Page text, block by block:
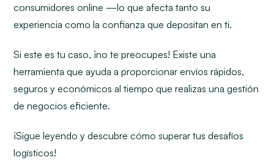
consumidores online —lo que afecta tanto su
experiencia como la confianza que depositan en ti.
Si este es tu caso, ¡no te preocupes! Existe una
herramienta que ayuda a proporcionar envíos rápidos,
seguros y económicos al tiempo que realizas una gestión
de negocios eficiente.
¡Sigue leyendo y descubre cómo superar tus desafíos
logísticos!